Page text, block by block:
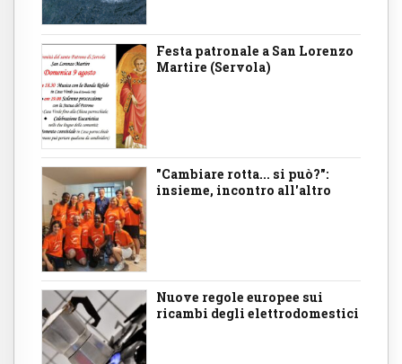
Festa patronale a San Lorenzo
Martire (Servola)
"Cambiare rotta... si può?":
insieme, incontro all'altro
Nuove regole europee sui
ricambi degli elettrodomestici